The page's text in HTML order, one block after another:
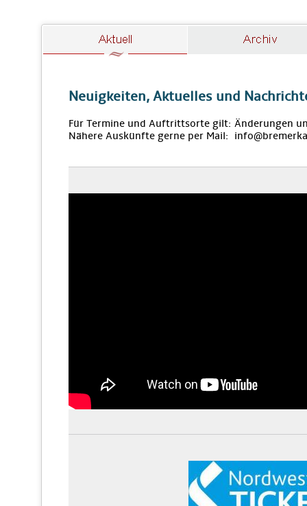
Neuigkeiten, Aktuelles und
Für Termine und Auftrittsorte gilt: Änderungen
Nähere Auskünfte gerne per Mail: